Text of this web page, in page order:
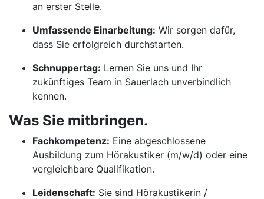
an erster Stelle.
Umfassende Einarbeitung: Wir sorgen dafür,
dass Sie erfolgreich durchstarten.
Schnuppertag: Lernen Sie uns und Ihr
zukünftiges Team in Sauerlach unverbindlich
kennen.
Was Sie mitbringen.
Fachkompetenz: Eine abgeschlossene
Ausbildung zum Hörakustiker (m/w/d) oder eine
vergleichbare Qualifikation.
Leidenschaft: Sie sind Hörakustikerin /